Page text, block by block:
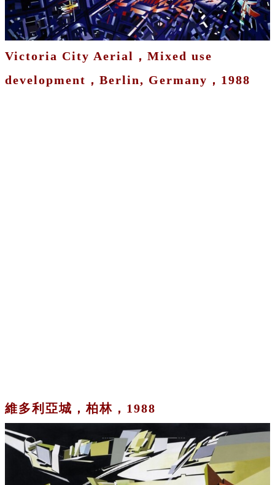
Victoria City Aerial，Mixed use
development，Berlin, Germany，1988
維多利亞城，柏林，1988